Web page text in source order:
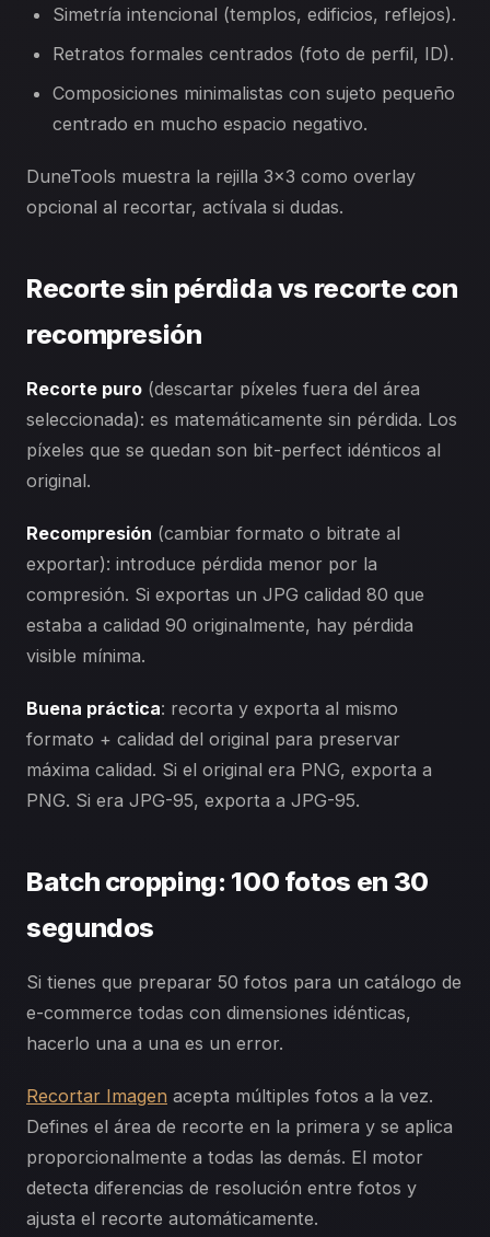
Simetría intencional (templos, edificios, reflejos).
Retratos formales centrados (foto de perfil, ID).
Composiciones minimalistas con sujeto pequeño
centrado en mucho espacio negativo.
DuneTools muestra la rejilla 3×3 como overlay
opcional al recortar, actívala si dudas.
Recorte sin pérdida vs recorte con
recompresión
Recorte puro (descartar píxeles fuera del área
seleccionada): es matemáticamente sin pérdida. Los
píxeles que se quedan son bit-perfect idénticos al
original.
Recompresión (cambiar formato o bitrate al
exportar): introduce pérdida menor por la
compresión. Si exportas un JPG calidad 80 que
estaba a calidad 90 originalmente, hay pérdida
visible mínima.
Buena práctica: recorta y exporta al mismo
formato + calidad del original para preservar
máxima calidad. Si el original era PNG, exporta a
PNG. Si era JPG-95, exporta a JPG-95.
Batch cropping: 100 fotos en 30
segundos
Si tienes que preparar 50 fotos para un catálogo de
e-commerce todas con dimensiones idénticas,
hacerlo una a una es un error.
Recortar Imagen acepta múltiples fotos a la vez.
Defines el área de recorte en la primera y se aplica
proporcionalmente a todas las demás. El motor
detecta diferencias de resolución entre fotos y
ajusta el recorte automáticamente.